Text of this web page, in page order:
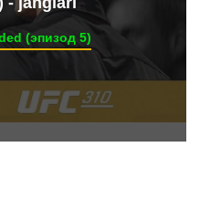
(эпизод 5)